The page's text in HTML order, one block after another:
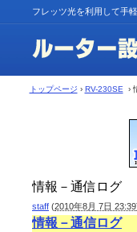
フレッツ光を利用して手
トップページ › RV-230SE ›
情報－通信ログ
staff (2010年8月 7日 23:39
情報－通信ログ